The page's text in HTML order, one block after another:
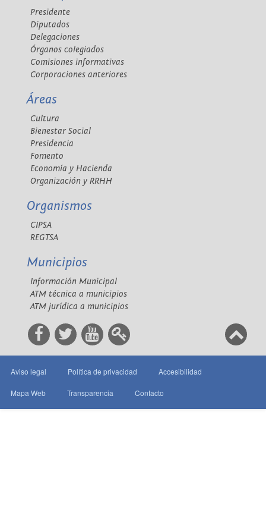
Presidente
Diputados
Delegaciones
Órganos colegiados
Comisiones informativas
Corporaciones anteriores
Áreas
Cultura
Bienestar Social
Presidencia
Fomento
Economía y Hacienda
Organización y RRHH
Organismos
CIPSA
REGTSA
Municipios
Información Municipal
ATM técnica a municipios
ATM jurídica a municipios
Aviso legal Política de privacidad Accesibilidad
Mapa Web Transparencia Contacto